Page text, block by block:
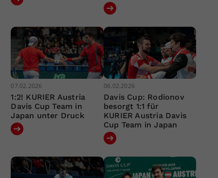
07.02.2026
1:2! KURIER Austria
Davis Cup Team in
Japan unter Druck
06.02.2026
Davis Cup: Rodionov
besorgt 1:1 für
KURIER Austria Davis
Cup Team in Japan